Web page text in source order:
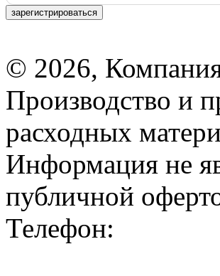
зарегистрироваться
© 2026,
Производство и
расходных
Информация не
публичной
Телефон: